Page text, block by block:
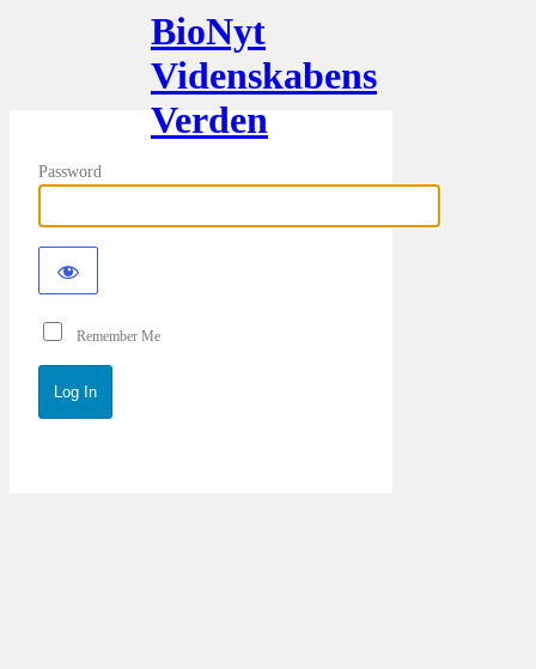
BioNyt
Videnskabens
Verden
Password
Remember Me